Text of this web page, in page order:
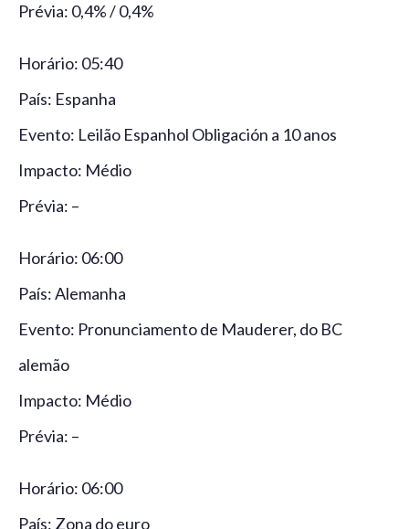
Prévia: 0,4% / 0,4%
Horário: 05:40
País: Espanha
Evento: Leilão Espanhol Obligación a 10 anos
Impacto: Médio
Prévia: –
Horário: 06:00
País: Alemanha
Evento: Pronunciamento de Mauderer, do BC
alemão
Impacto: Médio
Prévia: –
Horário: 06:00
País: Zona do euro